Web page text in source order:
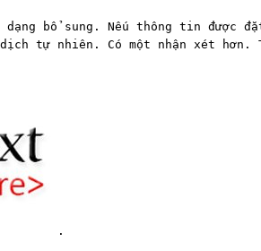
dạng bổ sung. Nếu thông tin
dịch tự nhiên. Có một nhận xét
.